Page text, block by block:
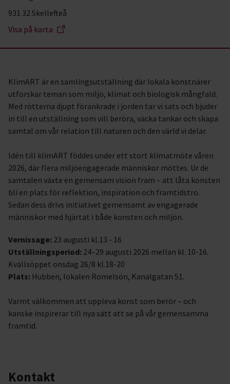
931 32 Skellefteå
Visa på karta
KlimART är en samlingsutställning där lokala konstnärer
utforskar teman som miljö, klimat och biologisk mångfald.
Med rötterna djupt förankrade i jorden tar vi sats och bjuder
in till en utställning som vill beröra, väcka tankar och skapa
samtal om vår relation till naturen och den värld vi delar.
Idén till klimART föddes under ett stort klimatmöte våren
2026, där flera miljöengagerade människor möttes. Ur de
samtalen växte en gemensam vision fram – att låta konsten
bli en plats för reflektion, inspiration och framtidstro.
Sedan dess drivs initiativet gemensamt av engagerade
människor med hjärtat i både konsten och miljön.
Vernissage: 23 augusti kl.13 - 16
Utställningsperiod: 24–29 augusti 2026 mellan kl. 10-16.
Kvällsöppet onsdag 26/8 kl.18-20
Plats: Hubben, lokalen Romelsön, Kanalgatan 51.
Varmt välkommen att uppleva konst som berör – och
kanske inspirerar till nya sätt att se på vår gemensamma
framtid.
Kontakt